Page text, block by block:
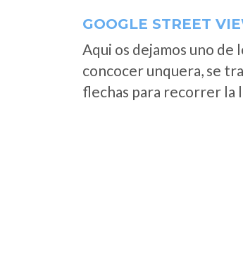
GOOGLE STREET
Aqui os dejamos uno de
concocer unquera, se
flechas para recorrer la